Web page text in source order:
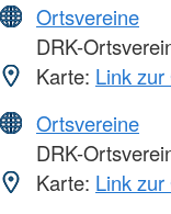
Ortsvereine
DRK-
Karte: Link
Ortsvereine
DRK-
Karte: Link